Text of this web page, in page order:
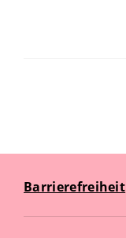
Barrierefreiheit